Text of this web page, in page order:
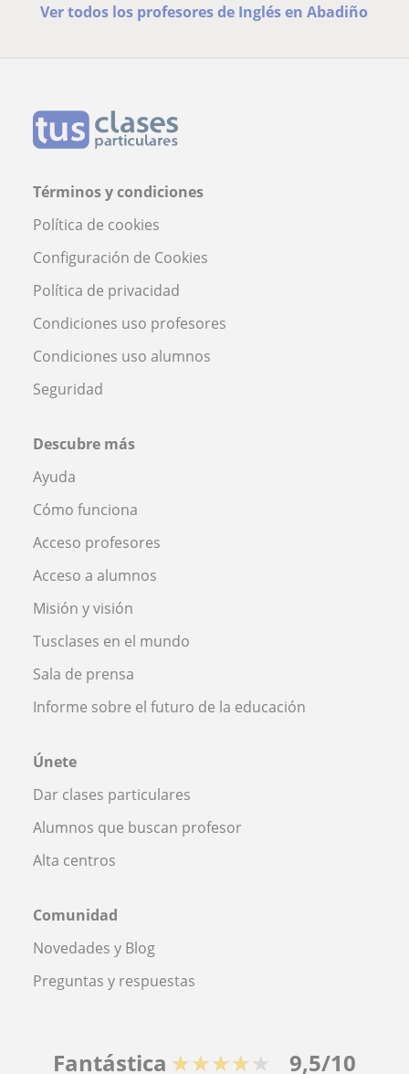
Ver todos los profesores de Inglés en Abadiño
Términos y condiciones
Política de cookies
Configuración de Cookies
Política de privacidad
Condiciones uso profesores
Condiciones uso alumnos
Seguridad
Descubre más
Ayuda
Cómo funciona
Acceso profesores
Acceso a alumnos
Misión y visión
Tusclases en el mundo
Sala de prensa
Informe sobre el futuro de la educación
Únete
Dar clases particulares
Alumnos que buscan profesor
Alta centros
Comunidad
Novedades y Blog
Preguntas y respuestas
Fantástica ★★★★★ 9,5/10